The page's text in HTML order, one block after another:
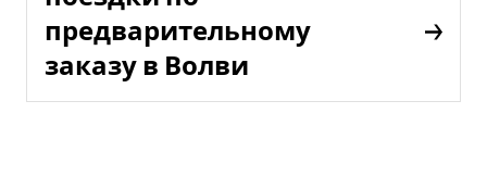
предварительному
заказу в Волви